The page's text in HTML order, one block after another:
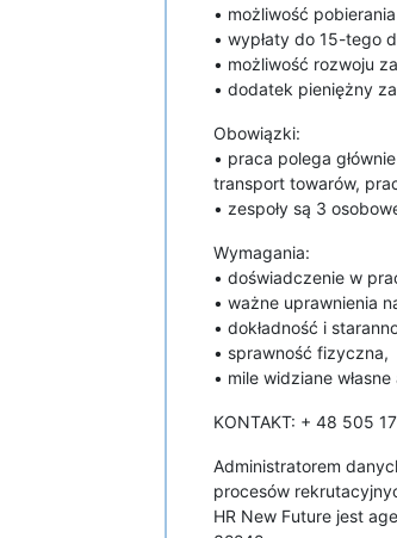
• możliwość
• wypłaty do 15-tego
• możliwość rozwoju
• dodatek pieniężny
Obowiązki:
• praca polega
transport towarów,
• zespoły są 3
Wymagania:
• doświadczenie w
• ważne uprawnienia
• dokładność i
• sprawność fizyczna,
• mile widziane
KONTAKT: + 48 505
Administratorem
procesów
HR New Future jest